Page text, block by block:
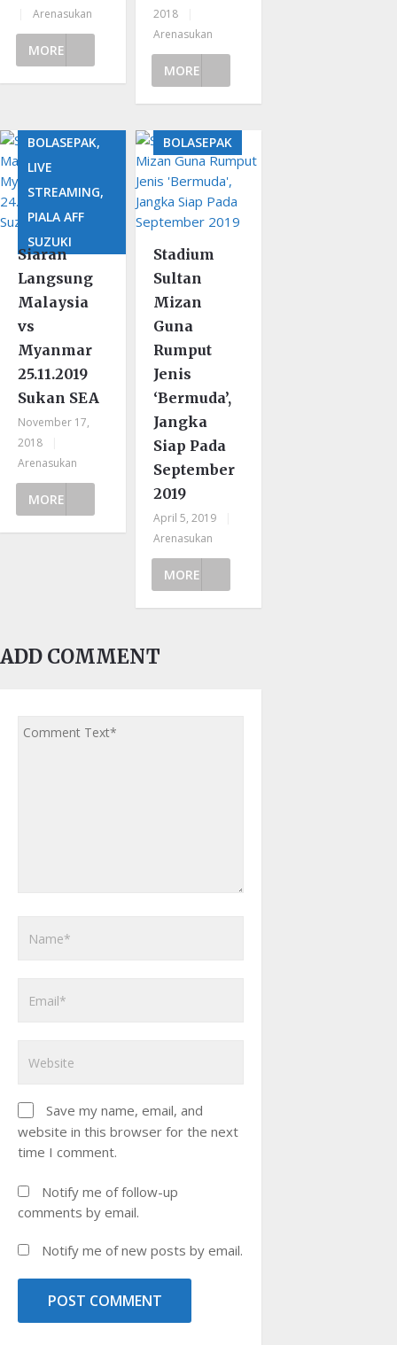
Arenasukan
MORE
2018
Arenasukan
MORE
BOLASEPAK,
LIVE
STREAMING,
PIALA AFF
SUZUKI
Siaran
Langsung
Malaysia
vs
Myanmar
25.11.2019
Sukan SEA
November 17,
2018
Arenasukan
MORE
BOLASEPAK
Stadium
Sultan
Mizan
Guna
Rumput
Jenis
‘Bermuda’,
Jangka
Siap Pada
September
2019
April 5, 2019
Arenasukan
MORE
ADD COMMENT
Save my name, email, and
website in this browser for the next
time I comment.
Notify me of follow-up
comments by email.
Notify me of new posts by email.